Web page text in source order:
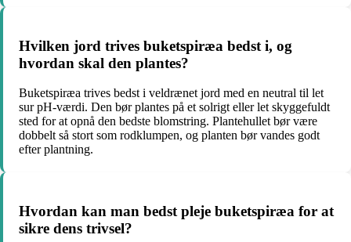
Hvilken jord trives buketspiræa bedst i, og
hvordan skal den plantes?
Buketspiræa trives bedst i veldrænet jord med en neutral til let
sur pH-værdi. Den bør plantes på et solrigt eller let skyggefuldt
sted for at opnå den bedste blomstring. Plantehullet bør være
dobbelt så stort som rodklumpen, og planten bør vandes godt
efter plantning.
Hvordan kan man bedst pleje buketspiræa for at
sikre dens trivsel?